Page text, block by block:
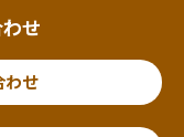
せ
わせ